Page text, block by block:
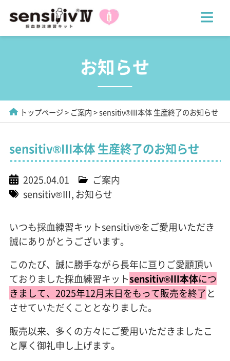
お知らせ
トップページ ご案内 sensitiv®Ⅲ本体 生産終了のお知らせ
sensitiv®Ⅲ本体 生産終了のお知らせ
2025.04.01
ご案内
sensitiv®Ⅲ お知らせ
いつも採血練習キットsensitiv®をご愛用いただき
誠にありがとうございます。
このたび、誠に勝手ながら長年に亘りご愛顧頂い
ておりました採血練習キットsensitiv®Ⅲ本体につ
きまして、2025年12月末日をもって販売を終了と
させていただくこととなりました。
販売以来、多くの方々にご愛用いただきましたこ
と厚く御礼申し上げます。